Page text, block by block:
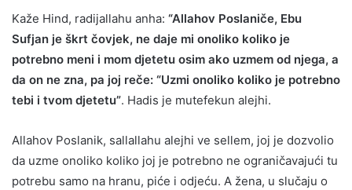
Kaže Hind, radijallahu anha: “Allahov Poslaniče, Ebu
Sufjan je škrt čovjek, ne daje mi onoliko koliko je
potrebno meni i mom djetetu osim ako uzmem od njega, a
da on ne zna, pa joj reče: “Uzmi onoliko koliko je potrebno
tebi i tvom djetetu”. Hadis je mutefekun alejhi.
Allahov Poslanik, sallallahu alejhi ve sellem, joj je dozvolio
da uzme onoliko koliko joj je potrebno ne ograničavajući tu
potrebu samo na hranu, piće i odjeću. A žena, u slučaju o